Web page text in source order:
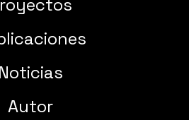
Noticias
Autor